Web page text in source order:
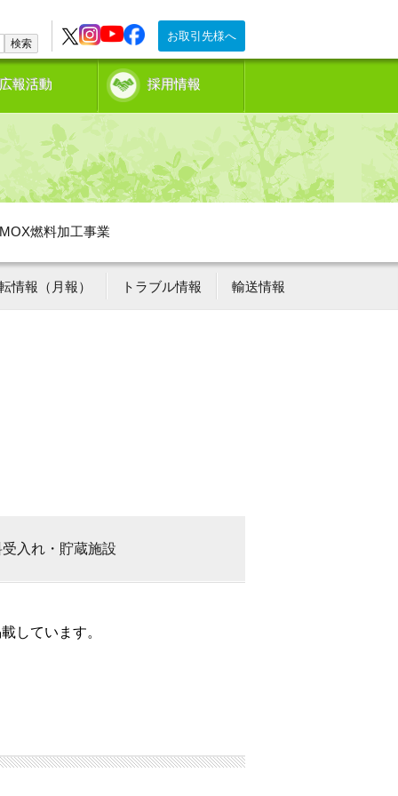
お取引先様へ
検索
報活動 採用情報
燃料加工事業
情報（月報） トラブル情報 輸送情報
受入れ・貯蔵施設
しています。